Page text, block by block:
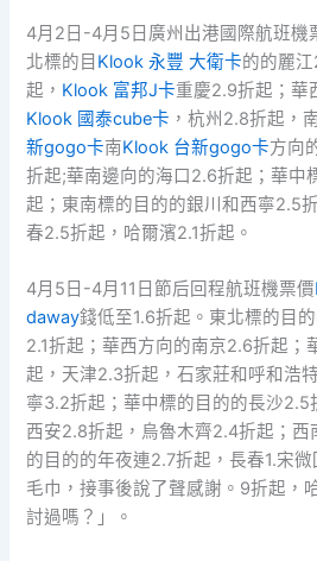
4月2日-4月5日廣州出港國際航班機
北標的目 Klook 永豐 大衛卡的的麗
起， Klook 富邦J卡重慶2.9折起；華
Klook 國泰cube卡 ，杭州2.8折起，
新gogo卡南Klook 台新gogo卡方向
折起;華南邊向的海口2.6折起；華中
起；東南標的目的的銀川和西寧2.5
春2.5折起，哈爾濱2.1折起。
4月5日-4月11日節后回程航班機票價
daway錢低至1.6折起。東北標的目
2.1折起；華西方向的南京2.6折起；
起，天津2.3折起，石家莊和呼和浩
寧3.2折起；華中標的目的的長沙2.5
西安2.8折起，烏魯木齊2.4折起；西
的目的的年夜連2.7折起，長春1.宋
毛巾，接事後說了聲感謝。9折起，
討過嗎？」。